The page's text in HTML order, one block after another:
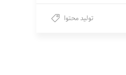
تولید محتوا